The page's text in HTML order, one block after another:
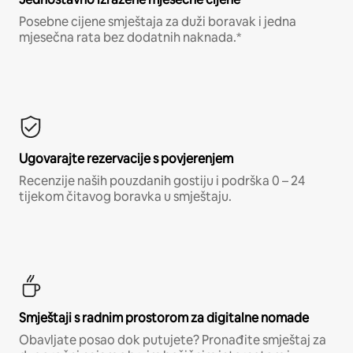
Posebne cijene smještaja za duži boravak i jedna
mjesečna rata bez dodatnih naknada.*
Ugovarajte rezervacije s povjerenjem
Recenzije naših pouzdanih gostiju i podrška 0 – 24
tijekom čitavog boravka u smještaju.
Smještaji s radnim prostorom za digitalne nomade
Obavljate posao dok putujete? Pronađite smještaj za